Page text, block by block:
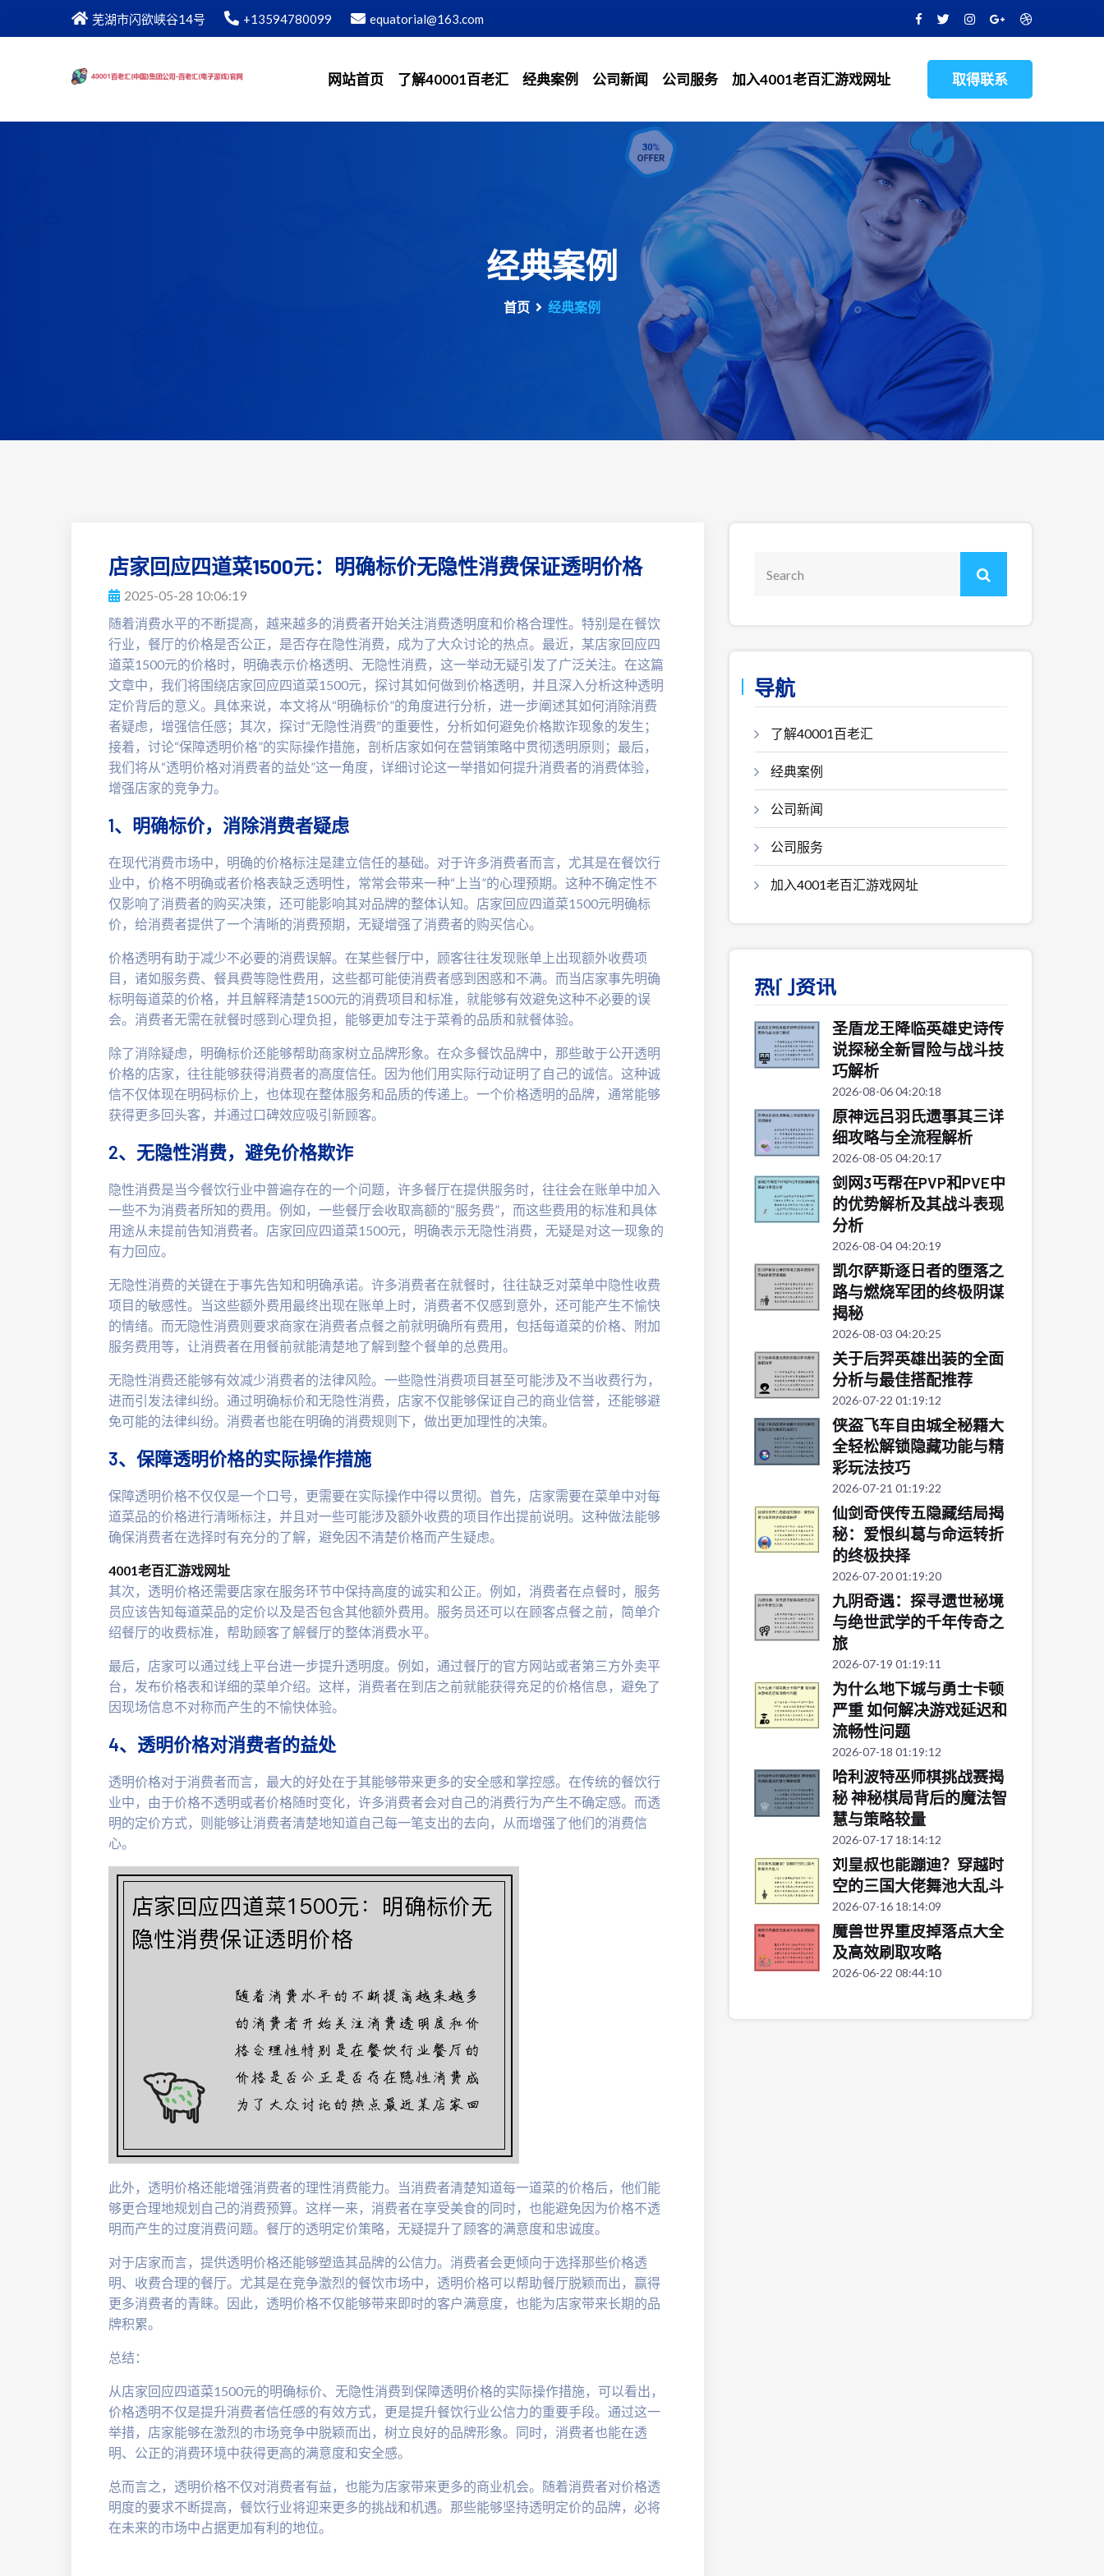
芜湖市闪欲峡谷14号 +13594780099 equatorial@163.com
网站首页 了解40001百老汇 经典案例 公司新闻 公司服务 加入4001老百汇游戏网址 取得联系
经典案例
首页 经典案例
店家回应四道菜1500元：明确标价无隐性消费保证透明价格
2025-05-28 10:06:19
随着消费水平的不断提高，越来越多的消费者开始关注消费透明度和价格合理性。特别是在餐饮
行业，餐厅的价格是否公正，是否存在隐性消费，成为了大众讨论的热点。最近，某店家回应四
道菜1500元的价格时，明确表示价格透明、无隐性消费，这一举动无疑引发了广泛关注。在这篇
文章中，我们将围绕店家回应四道菜1500元，探讨其如何做到价格透明，并且深入分析这种透明
定价背后的意义。具体来说，本文将从“明确标价”的角度进行分析，进一步阐述其如何消除消费
者疑虑，增强信任感；其次，探讨“无隐性消费”的重要性，分析如何避免价格欺诈现象的发生；
接着，讨论“保障透明价格”的实际操作措施，剖析店家如何在营销策略中贯彻透明原则；最后，
我们将从“透明价格对消费者的益处”这一角度，详细讨论这一举措如何提升消费者的消费体验，
增强店家的竞争力。
1、明确标价，消除消费者疑虑
在现代消费市场中，明确的价格标注是建立信任的基础。对于许多消费者而言，尤其是在餐饮行
业中，价格不明确或者价格表缺乏透明性，常常会带来一种“上当”的心理预期。这种不确定性不
仅影响了消费者的购买决策，还可能影响其对品牌的整体认知。店家回应四道菜1500元明确标
价，给消费者提供了一个清晰的消费预期，无疑增强了消费者的购买信心。
价格透明有助于减少不必要的消费误解。在某些餐厅中，顾客往往发现账单上出现额外收费项
目，诸如服务费、餐具费等隐性费用，这些都可能使消费者感到困惑和不满。而当店家事先明确
标明每道菜的价格，并且解释清楚1500元的消费项目和标准，就能够有效避免这种不必要的误
会。消费者无需在就餐时感到心理负担，能够更加专注于菜肴的品质和就餐体验。
除了消除疑虑，明确标价还能够帮助商家树立品牌形象。在众多餐饮品牌中，那些敢于公开透明
价格的店家，往往能够获得消费者的高度信任。因为他们用实际行动证明了自己的诚信。这种诚
信不仅体现在明码标价上，也体现在整体服务和品质的传递上。一个价格透明的品牌，通常能够
获得更多回头客，并通过口碑效应吸引新顾客。
2、无隐性消费，避免价格欺诈
隐性消费是当今餐饮行业中普遍存在的一个问题，许多餐厅在提供服务时，往往会在账单中加入
一些不为消费者所知的费用。例如，一些餐厅会收取高额的“服务费”，而这些费用的标准和具体
用途从未提前告知消费者。店家回应四道菜1500元，明确表示无隐性消费，无疑是对这一现象的
有力回应。
无隐性消费的关键在于事先告知和明确承诺。许多消费者在就餐时，往往缺乏对菜单中隐性收费
项目的敏感性。当这些额外费用最终出现在账单上时，消费者不仅感到意外，还可能产生不愉快
的情绪。而无隐性消费则要求商家在消费者点餐之前就明确所有费用，包括每道菜的价格、附加
服务费用等，让消费者在用餐前就能清楚地了解到整个餐单的总费用。
无隐性消费还能够有效减少消费者的法律风险。一些隐性消费项目甚至可能涉及不当收费行为，
进而引发法律纠纷。通过明确标价和无隐性消费，店家不仅能够保证自己的商业信誉，还能够避
免可能的法律纠纷。消费者也能在明确的消费规则下，做出更加理性的决策。
3、保障透明价格的实际操作措施
保障透明价格不仅仅是一个口号，更需要在实际操作中得以贯彻。首先，店家需要在菜单中对每
道菜品的价格进行清晰标注，并且对一些可能涉及额外收费的项目作出提前说明。这种做法能够
确保消费者在选择时有充分的了解，避免因不清楚价格而产生疑虑。
4001老百汇游戏网址
其次，透明价格还需要店家在服务环节中保持高度的诚实和公正。例如，消费者在点餐时，服务
员应该告知每道菜品的定价以及是否包含其他额外费用。服务员还可以在顾客点餐之前，简单介
绍餐厅的收费标准，帮助顾客了解餐厅的整体消费水平。
最后，店家可以通过线上平台进一步提升透明度。例如，通过餐厅的官方网站或者第三方外卖平
台，发布价格表和详细的菜单介绍。这样，消费者在到店之前就能获得充足的价格信息，避免了
因现场信息不对称而产生的不愉快体验。
4、透明价格对消费者的益处
透明价格对于消费者而言，最大的好处在于其能够带来更多的安全感和掌控感。在传统的餐饮行
业中，由于价格不透明或者价格随时变化，许多消费者会对自己的消费行为产生不确定感。而透
明的定价方式，则能够让消费者清楚地知道自己每一笔支出的去向，从而增强了他们的消费信
心。
此外，透明价格还能增强消费者的理性消费能力。当消费者清楚知道每一道菜的价格后，他们能
够更合理地规划自己的消费预算。这样一来，消费者在享受美食的同时，也能避免因为价格不透
明而产生的过度消费问题。餐厅的透明定价策略，无疑提升了顾客的满意度和忠诚度。
对于店家而言，提供透明价格还能够塑造其品牌的公信力。消费者会更倾向于选择那些价格透
明、收费合理的餐厅。尤其是在竞争激烈的餐饮市场中，透明价格可以帮助餐厅脱颖而出，赢得
更多消费者的青睐。因此，透明价格不仅能够带来即时的客户满意度，也能为店家带来长期的品
牌积累。
总结：
从店家回应四道菜1500元的明确标价、无隐性消费到保障透明价格的实际操作措施，可以看出，
价格透明不仅是提升消费者信任感的有效方式，更是提升餐饮行业公信力的重要手段。通过这一
举措，店家能够在激烈的市场竞争中脱颖而出，树立良好的品牌形象。同时，消费者也能在透
明、公正的消费环境中获得更高的满意度和安全感。
总而言之，透明价格不仅对消费者有益，也能为店家带来更多的商业机会。随着消费者对价格透
明度的要求不断提高，餐饮行业将迎来更多的挑战和机遇。那些能够坚持透明定价的品牌，必将
在未来的市场中占据更加有利的地位。
导航
了解40001百老汇
经典案例
公司新闻
公司服务
加入4001老百汇游戏网址
热门资讯
圣盾龙王降临英雄史诗传
说探秘全新冒险与战斗技
巧解析
2026-08-06 04:20:18
原神远吕羽氏遗事其三详
细攻略与全流程解析
2026-08-05 04:20:17
剑网3丐帮在PVP和PVE中
的优势解析及其战斗表现
分析
2026-08-04 04:20:19
凯尔萨斯逐日者的堕落之
路与燃烧军团的终极阴谋
揭秘
2026-08-03 04:20:25
关于后羿英雄出装的全面
分析与最佳搭配推荐
2026-07-22 01:19:12
侠盗飞车自由城全秘籍大
全轻松解锁隐藏功能与精
彩玩法技巧
2026-07-21 01:19:22
仙剑奇侠传五隐藏结局揭
秘：爱恨纠葛与命运转折
的终极抉择
2026-07-20 01:19:20
九阴奇遇：探寻遗世秘境
与绝世武学的千年传奇之
旅
2026-07-19 01:19:11
为什么地下城与勇士卡顿
严重 如何解决游戏延迟和
流畅性问题
2026-07-18 01:19:12
哈利波特巫师棋挑战赛揭
秘 神秘棋局背后的魔法智
慧与策略较量
2026-07-17 18:14:12
刘皇叔也能蹦迪？穿越时
空的三国大佬舞池大乱斗
2026-07-16 18:14:09
魔兽世界重皮掉落点大全
及高效刷取攻略
2026-06-22 08:44:10